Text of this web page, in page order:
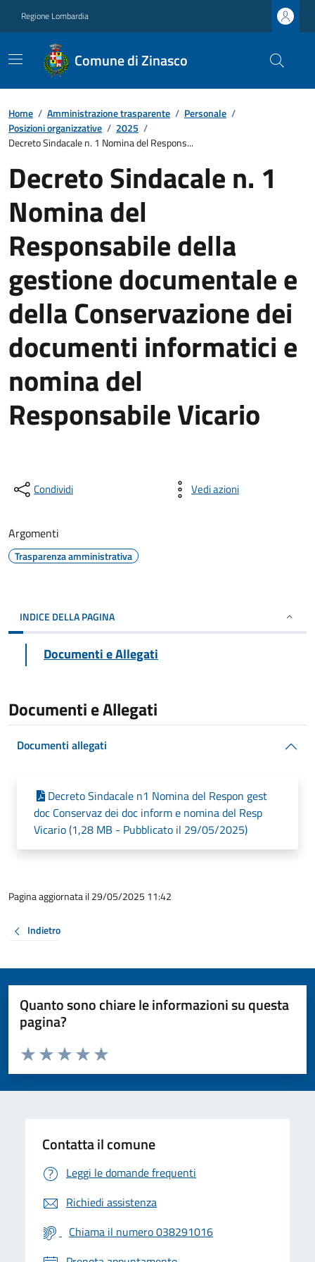
Regione Lombardia
Comune di Zinasco
Home / Amministrazione trasparente / Personale /
Posizioni organizzative / 2025 /
Decreto Sindacale n. 1 Nomina del Respons...
Decreto Sindacale n. 1
Nomina del
Responsabile della
gestione documentale e
della Conservazione dei
documenti informatici e
nomina del
Responsabile Vicario
Condividi Vedi azioni
Argomenti
Trasparenza amministrativa
INDICE DELLA PAGINA
Documenti e Allegati
Documenti e Allegati
Documenti allegati
Decreto Sindacale n1 Nomina del Respon gest
doc Conservaz dei doc inform e nomina del Resp
Vicario (1,28 MB - Pubblicato il 29/05/2025)
Pagina aggiornata il 29/05/2025 11:42
Indietro
Quanto sono chiare le informazioni su questa
pagina?
Valuta da 1 a 5 stelle la pagina
Valuta 5 stelle su 5
Valuta 4 stelle su 5
Valuta 3 stelle su 5
Valuta 2 stelle su 5
Valuta 1 stelle su 5
Contatta il comune
Leggi le domande frequenti
Richiedi assistenza
Chiama il numero 038291016